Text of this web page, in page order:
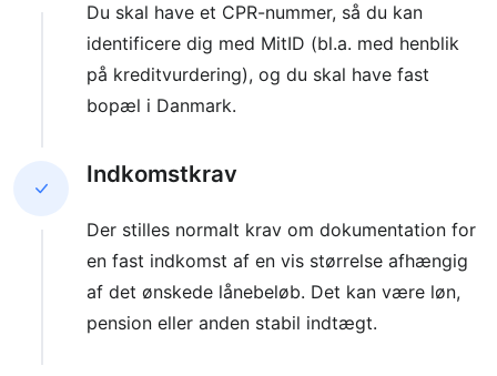
Du skal have et CPR-nummer, så du kan
identificere dig med MitID (bl.a. med henblik
på kreditvurdering), og du skal have fast
bopæl i Danmark.
Indkomstkrav
Der stilles normalt krav om dokumentation for
en fast indkomst af en vis størrelse afhængig
af det ønskede lånebeløb. Det kan være løn,
pension eller anden stabil indtægt.